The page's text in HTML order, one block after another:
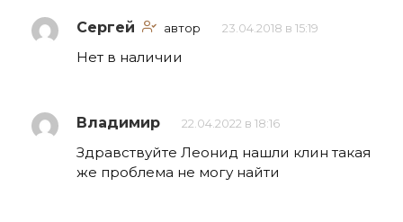
Сергей автор 23.04.2018 в 15:19
Нет в наличии
Владимир 22.04.2022 в 18:16
Здравствуйте Леонид нашли клин такая
же проблема не могу найти